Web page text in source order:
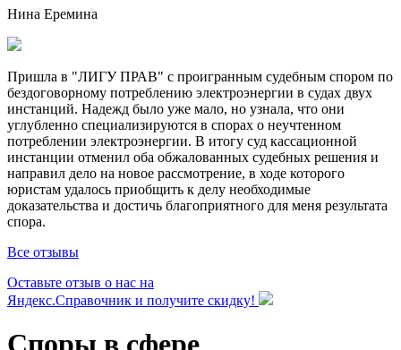
Нина Еремина
Пришла в "ЛИГУ ПРАВ" с проигранным судебным спором по
бездоговорному потреблению электроэнергии в судах двух
инстанций. Надежд было уже мало, но узнала, что они
углубленно специализируются в спорах о неучтенном
потреблении электроэнергии. В итогу суд кассационной
инстанции отменил оба обжалованных судебных решения и
направил дело на новое рассмотрение, в ходе которого
юристам удалось приобщить к делу необходимые
доказательства и достичь благоприятного для меня результата
спора.
Все отзывы
Оставьте отзыв о нас на
Яндекс.Справочник и получите скидку!